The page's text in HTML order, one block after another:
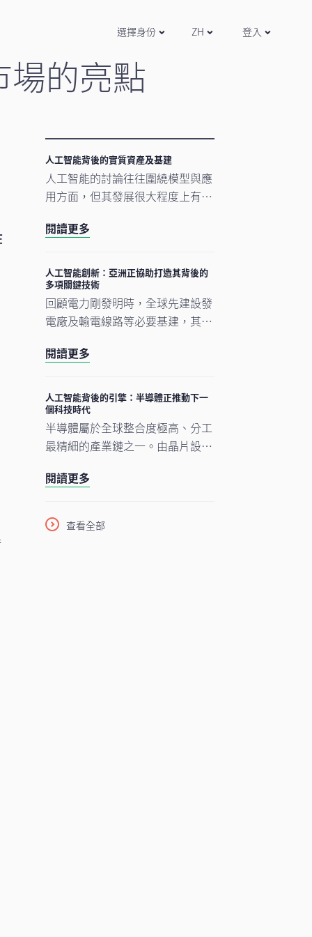
選擇身份 ZH 登入
的亮點
人工智能背後的實質資產及基建
人工智能的討論往往圍繞模型與應
用方面，但其發展很大程度上有賴
及原材料等實質資產構成支撐人工
因素重塑投資格局，實質資產逐漸
成為推動人工智能建設的支柱。
閱讀更多
人工智能創新：亞洲正協助打造其背後的
多項關鍵技術
回顧電力剛發明時，全球先建設發
電廠及輸電線路等必要基建，其後
發展正經歷類似過程。現時企業對
資，正為人工智能應用在未來數年
逐步擴展奠下基礎。在我們看來，
市場討論焦點正愈來愈由「人工智
能採用能否延續」轉向「支撐人工
建」。在這個發展進程中，亞洲看
閱讀更多
人工智能背後的引擎：半導體正推動下一
個科技時代
半導體屬於全球整合度極高、分工
最精細的產業鏈之一。由晶片設
化，單是一枚智能手機晶片的生產
國家，為企業、消費者及投資者帶
來龐大機遇。隨着半導體愈來愈成
閱讀更多
查看全部